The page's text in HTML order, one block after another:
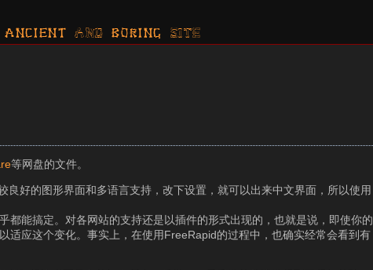
ancient AND boring SITE
等网盘的文件。
良好的图形界面和多语言支持，改下设置，就可以出来中文界面，所以使用
能搞定。对各网站的支持还是以插件的形式出现的，也就是说，即使你的
应这个变化。事实上，在使用FreeRapid的过程中，也确实经常会看到有